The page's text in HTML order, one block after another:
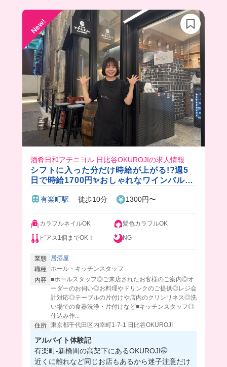
New!
酒肴日和アテニヨル 日比谷OKUROJIの求人情報
シフトに入った分だけ時給が上がる!?週5
日で時給1700円✨おしゃれなワインバルで
有楽町駅 徒歩10分 1300円〜
カラフルネイルOK
髪色カラフルOK
ピアス1個までOK！
NG
業態
居酒屋
職種 ホール・キッチンスタッフ
内容 ■ホールスタッフ◎ご来店されたお客様のご案内◎オ
ーダーのお伺い◎お料理やドリンクのご提供◎レジ会
計対応◎テーブルの片付けや店内のクリンリネス◎洗
い場での食器洗浄・片付けなど■キッチンスタッフ◎
仕込み作...
住所 東京都千代田区内幸町1-7-1 日比谷OKUROJI
アルバイト体験記
有楽町-新橋間の高架下にあるOKUROJI🤭
近くに離れなど同じお店もあるから迷子注意だけ